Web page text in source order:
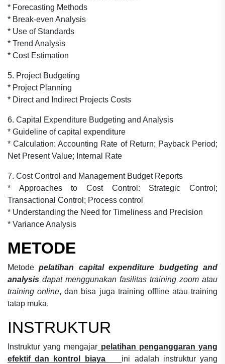
* Forecasting Methods
* Break-even Analysis
* Use of Standards
* Trend Analysis
* Cost Estimation
5. Project Budgeting
* Project Planning
* Direct and Indirect Projects Costs
6. Capital Expenditure Budgeting and Analysis
* Guideline of capital expenditure
* Calculation: Accounting Rate of Return; Payback Period;
Net Present Value; Internal Rate
7. Cost Control and Management Budget Reports
* Approaches to Cost Control: Strategic Control;
Transactional Control; Process control
* Understanding the Need for Timeliness and Precision
* Variance Analysis
METODE
Metodepelatihan capital expenditure budgeting and
analysis dapat menggunakan fasilitas training zoom atau
training online, dan bisa juga training offline atau training
tatap muka.
INSTRUKTUR
Instruktur yang mengajar pelatihan penganggaran yang
efektif dan kontrol biaya
ini adalah instruktur yang